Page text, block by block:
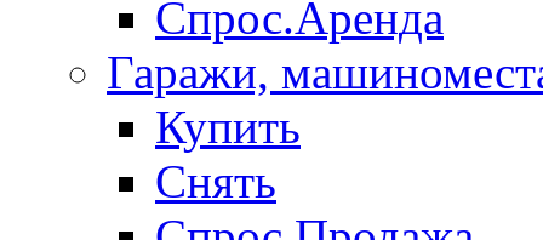
Спрос.Аренда
Гаражи,
Купить
Снять